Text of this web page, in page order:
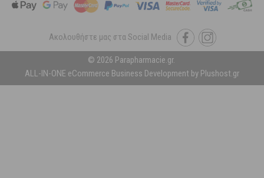
Ακολουθήστε μας στα Social Media
© 2026 Parapharmacie.gr.
ALL-IN-ONE eCommerce Business Development by Plushost.gr